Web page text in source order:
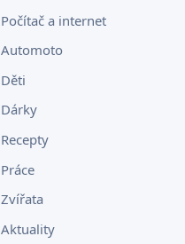
Počítač a internet
Automoto
Děti
Dárky
Recepty
Práce
Zvířata
Aktuality